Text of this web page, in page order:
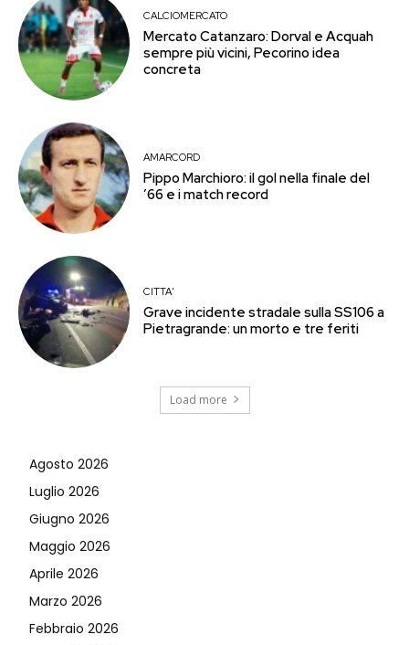
CALCIOMERCATO
Mercato Catanzaro: Dorval e Acquah
sempre più vicini, Pecorino idea
concreta
AMARCORD
Pippo Marchioro: il gol nella finale del
’66 e i match record
CITTA'
Grave incidente stradale sulla SS106 a
Pietragrande: un morto e tre feriti
Load more
Agosto 2026
Luglio 2026
Giugno 2026
Maggio 2026
Aprile 2026
Marzo 2026
Febbraio 2026